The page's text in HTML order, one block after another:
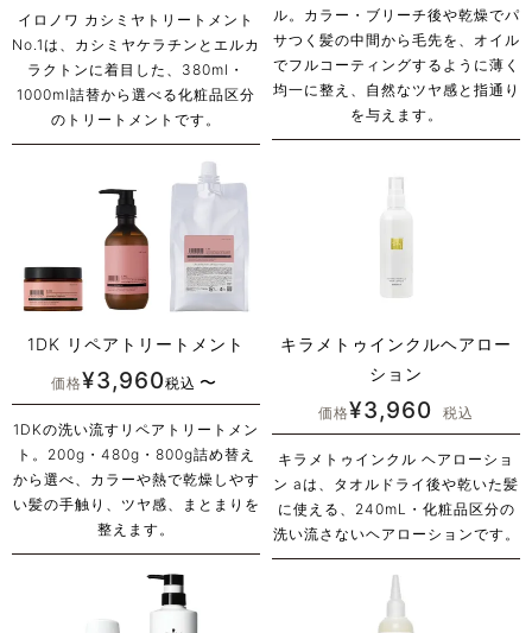
イロノワ カシミヤトリートメント
No.1は、カシミヤケラチンとエルカ
ラクトンに着目した、380ml・
1000ml詰替から選べる化粧品区分
のトリートメントです。
ル。カラー・ブリーチ後や乾燥でパ
サつく髪の中間から毛先を、オイル
でフルコーティングするように薄く
均一に整え、自然なツヤ感と指通り
を与えます。
1DK リペアトリートメント
価格¥3,960税込 〜
1DKの洗い流すリペアトリートメン
ト。200g・480g・800g詰め替え
から選べ、カラーや熱で乾燥しやす
い髪の手触り、ツヤ感、まとまりを
整えます。
キラメトゥインクルヘアロー
ション
価格¥3,960 税込
キラメトゥインクル ヘアローショ
ン aは、タオルドライ後や乾いた髪
に使える、240mL・化粧品区分の
洗い流さないヘアローションです。